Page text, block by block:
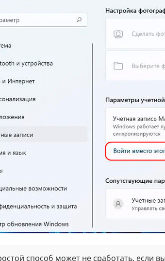
способ может не сработать, если